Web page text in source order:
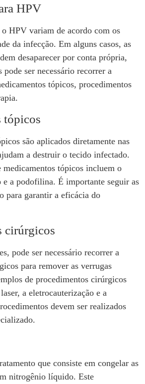
HPV
o HPV variam de acordo com os
da infecção. Em alguns casos, as
desaparecer por conta própria,
pode ser necessário recorrer a
tópicos, procedimentos
tópicos
são aplicados diretamente nas
a destruir o tecido infectado.
tópicos incluem o
a podofilina. É importante seguir as
para garantir a eficácia do
cirúrgicos
pode ser necessário recorrer a
para remover as verrugas
de procedimentos cirúrgicos
a eletrocauterização e a
devem ser realizados
que consiste em congelar as
nitrogênio líquido. Este